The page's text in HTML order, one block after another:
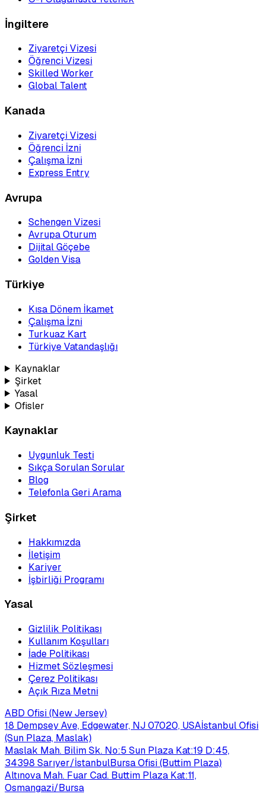
İngiltere
Ziyaretçi Vizesi
Öğrenci Vizesi
Skilled Worker
Global Talent
Kanada
Ziyaretçi Vizesi
Öğrenci İzni
Çalışma İzni
Express Entry
Avrupa
Schengen Vizesi
Avrupa Oturum
Dijital Göçebe
Golden Visa
Türkiye
Kısa Dönem İkamet
Çalışma İzni
Turkuaz Kart
Türkiye Vatandaşlığı
Kaynaklar
Şirket
Yasal
Ofisler
Kaynaklar
Uygunluk Testi
Sıkça Sorulan Sorular
Blog
Telefonla Geri Arama
Şirket
Hakkımızda
İletişim
Kariyer
İşbirliği Programı
Yasal
Gizlilik Politikası
Kullanım Koşulları
İade Politikası
Hizmet Sözleşmesi
Çerez Politikası
Açık Rıza Metni
ABD Ofisi (New Jersey)
18 Dempsey Ave, Edgewater, NJ 07020, USAİstanbul Ofisi
(Sun Plaza, Maslak)
Maslak Mah. Bilim Sk. No:5 Sun Plaza Kat:19 D:45,
34398 Sarıyer/İstanbulBursa Ofisi (Buttim Plaza)
Altınova Mah. Fuar Cad. Buttim Plaza Kat:11,
Osmangazi/Bursa